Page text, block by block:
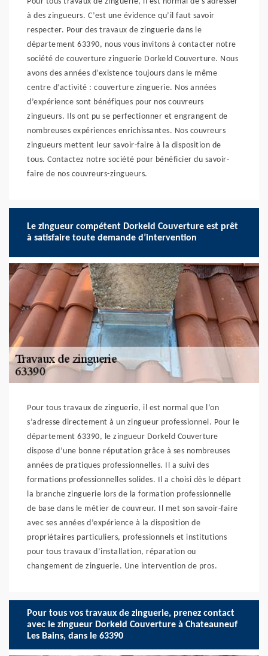
à des zingueurs. C’est une évidence qu’il faut savoir
respecter. Pour des travaux de zinguerie dans le
département 63390, nous vous invitons à contacter notre
société de couverture zinguerie Dorkeld Couverture. Nous
avons des années d’existence toujours dans le même
centre d’activité : couverture zinguerie. Nos années
d’expérience sont bénéfiques pour nos couvreurs
zingueurs. Ils ont pu se perfectionner et engrangent de
nombreuses expériences enrichissantes. Nos couvreurs
zingueurs mettent leur savoir-faire à la disposition de
tous. Contactez notre société pour bénéficier du savoir-
faire de nos couvreurs-zingueurs.
Le zingueur compétent Dorkeld Couverture est prêt
à satisfaire toute demande d’intervention
Pour tous travaux de zinguerie, il est normal que l’on
s’adresse directement à un zingueur professionnel. Pour le
département 63390, le zingueur Dorkeld Couverture
dispose d’une bonne réputation grâce à ses nombreuses
années de pratiques professionnelles. Il a suivi des
formations professionnelles solides. Il a choisi dès le départ
la branche zinguerie lors de la formation professionnelle
de base dans le métier de couvreur. Il met son savoir-faire
avec ses années d’expérience à la disposition de
propriétaires particuliers, professionnels et institutions
pour tous travaux d’installation, réparation ou
changement de zinguerie. Une intervention de pros.
Pour tous vos travaux de zinguerie, prenez contact
avec le zingueur Dorkeld Couverture à Chateauneuf
Les Bains, dans le 63390